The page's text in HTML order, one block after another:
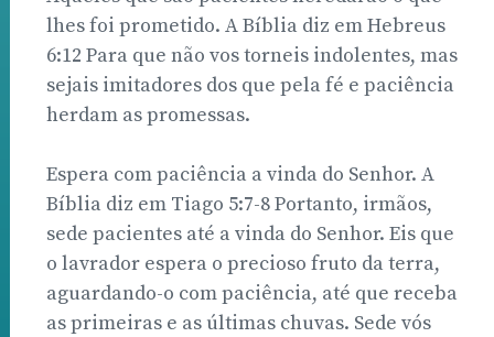
lhes foi prometido. A Bíblia diz em Hebreus
6:12 Para que não vos torneis indolentes, mas
sejais imitadores dos que pela fé e paciência
herdam as promessas.
Espera com paciência a vinda do Senhor. A
Bíblia diz em Tiago 5:7-8 Portanto, irmãos,
sede pacientes até a vinda do Senhor. Eis que
o lavrador espera o precioso fruto da terra,
aguardando-o com paciência, até que receba
as primeiras e as últimas chuvas. Sede vós